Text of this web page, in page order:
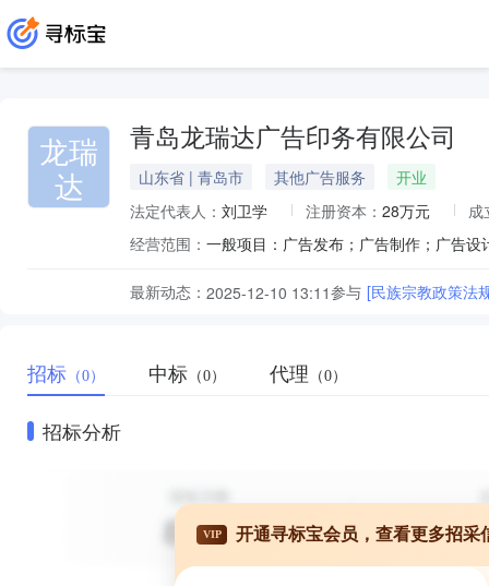
龙瑞
达
青岛龙瑞达广告印务有限公司
山东省 | 青岛市 其他广告服务
开业
法定代表人： 刘卫学 注册资本： 28万元
成
经营范围：
最新动态： 2025-12-10 13:11参与 [民族宗教政策法
招标 （0） 中标 （0） 代理 （0）
招标分析
VIP 开通寻标宝会员，查看更多招采